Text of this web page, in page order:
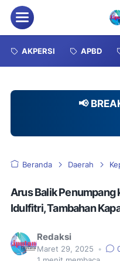
Menu
AKPERSI APBD
📢
DPC Karimun
Beranda Daerah
Arus Balik Penumpang
Idulfitri, Tambahan
Redaksi
Maret 29, 2025 •